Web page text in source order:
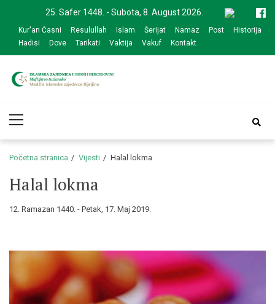
navigation
content
25. Safer 1448. - Subota, 8. August 2026.
Kur'an Časni Resulullah Islam Šerijat Namaz Post
Historija
Hadisi
Dove Tarikati Vaktija Vakuf Kontakt
zajednice Bijeljina
Menu
Početna stranica Vijesti Halal lokma
Halal lokma
12. Ramazan 1440. - Petak, 17. Maj 2019.